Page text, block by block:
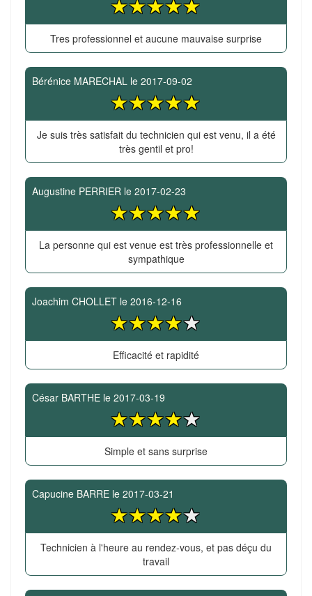
Tres professionnel et aucune mauvaise surprise
Bérénice MARECHAL le 2017-09-02
Je suis très satisfait du technicien qui est venu, il a été
très gentil et pro!
Augustine PERRIER le 2017-02-23
La personne qui est venue est très professionnelle et
sympathique
Joachim CHOLLET le 2016-12-16
Efficacité et rapidité
César BARTHE le 2017-03-19
Simple et sans surprise
Capucine BARRE le 2017-03-21
Technicien à l'heure au rendez-vous, et pas déçu du
travail